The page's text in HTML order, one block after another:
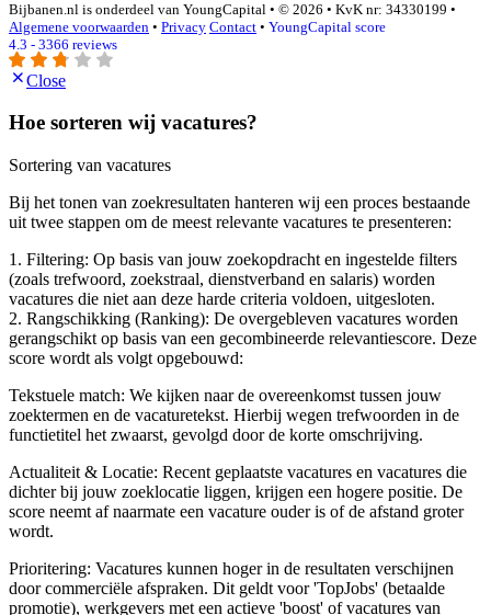
Bijbanen.nl is onderdeel van YoungCapital • © 2026 • KvK nr: 34330199 •
Algemene voorwaarden • Privacy Contact • YoungCapital score
4.3 - 3366 reviews
Close
Hoe sorteren wij vacatures?
Sortering van vacatures
Bij het tonen van zoekresultaten hanteren wij een proces bestaande
uit twee stappen om de meest relevante vacatures te presenteren:
1. Filtering: Op basis van jouw zoekopdracht en ingestelde filters
(zoals trefwoord, zoekstraal, dienstverband en salaris) worden
vacatures die niet aan deze harde criteria voldoen, uitgesloten.
2. Rangschikking (Ranking): De overgebleven vacatures worden
gerangschikt op basis van een gecombineerde relevantiescore. Deze
score wordt als volgt opgebouwd:
Tekstuele match: We kijken naar de overeenkomst tussen jouw
zoektermen en de vacaturetekst. Hierbij wegen trefwoorden in de
functietitel het zwaarst, gevolgd door de korte omschrijving.
Actualiteit & Locatie: Recent geplaatste vacatures en vacatures die
dichter bij jouw zoeklocatie liggen, krijgen een hogere positie. De
score neemt af naarmate een vacature ouder is of de afstand groter
wordt.
Prioritering: Vacatures kunnen hoger in de resultaten verschijnen
door commerciële afspraken. Dit geldt voor 'TopJobs' (betaalde
promotie), werkgevers met een actieve 'boost' of vacatures van